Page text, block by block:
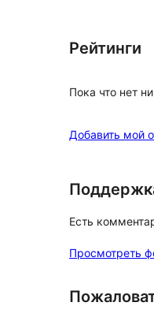
Рейтинги
Пока что нет
Добавить мой
Есть
Просмотреть